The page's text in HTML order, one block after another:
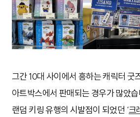
그간 10대 사이에서 흥하는 캐릭터 굿
아트박스에서 판매되는 경우가 많았
랜덤 키링 유행의 시발점이 되었던 ‘크